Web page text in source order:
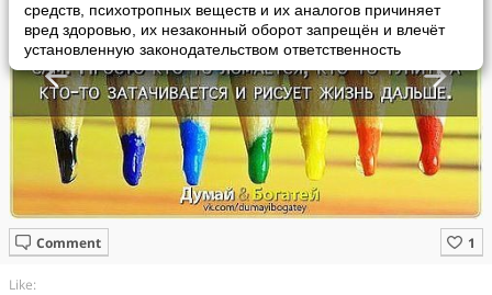
средств, психотропных веществ и их аналогов причиняет
вред здоровью, их незаконный оборот запрещён и влечёт
установленную законодательством ответственность
Comment
Like: